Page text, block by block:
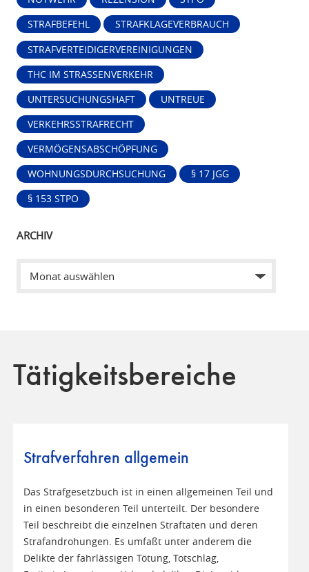
STRAFBEFEHL STRAFKLAGEVERBRAUCH
STRAFVERTEIDIGERVEREINIGUNGEN
THC IM STRASSENVERKEHR
UNTERSUCHUNGSHAFT UNTREUE
VERKEHRSSTRAFRECHT
VERMÖGENSABSCHÖPFUNG
WOHNUNGSDURCHSUCHUNG § 17 JGG
§ 153 STPO
ARCHIV
Tätigkeitsbereiche
Strafverfahren allgemein
Das Strafgesetzbuch ist in einen allgemeinen Teil und
in einen besonderen Teil unterteilt. Der besondere
Teil beschreibt die einzelnen Straftaten und deren
Strafandrohungen. Es umfaßt unter anderem die
Delikte der fahrlässigen Tötung, Totschlag,